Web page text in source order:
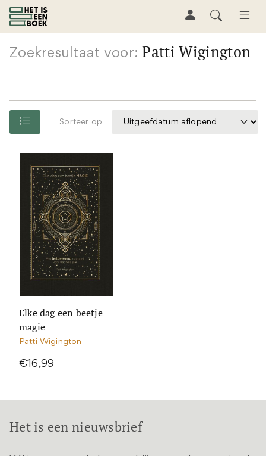
Zoekresultaat voor: Patti Wigington
Sorteer op
Elke dag een beetje
magie
Patti Wigington
€16,99
Het is een nieuwsbrief